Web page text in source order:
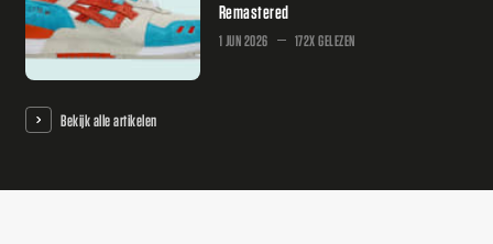
Remastered
1 JUN 2026 172X GELEZEN
Bekijk alle artikelen